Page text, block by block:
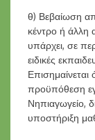
θ) Βεβαίωση
κέντρο ή άλλη
υπάρχει, σε
ειδικές
προϋπόθεση
Νηπιαγωγείο,
υποστήριξη